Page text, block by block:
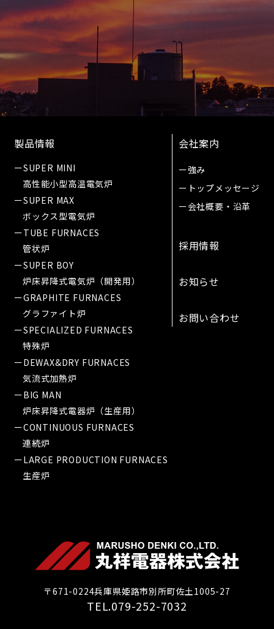
〒671-0224兵庫県姫路市別所町佐土1005-27
TEL.079-252-7032
製品情報
ーSUPER MINI
高性能小型高温電気炉
ーSUPER MAX
ボックス型電気炉
ーTUBE FURNACES
管状炉
ーSUPER BOY
炉床昇降式電気炉（開発用）
ーGRAPHITE FURNACES
グラファイト炉
ーSPECIALIZED FURNACES
特殊炉
ーDEWAX&DRY FURNACES
気流式加熱炉
ーBIG MAN
炉床昇降式電器炉（生産用）
ーCONTINUOUS FURNACES
連続炉
ーLARGE PRODUCTION FURNACES
生産炉
会社案内
ー強み
ートップメッセージ
ー会社概要・沿革
採用情報
お知らせ
お問い合わせ